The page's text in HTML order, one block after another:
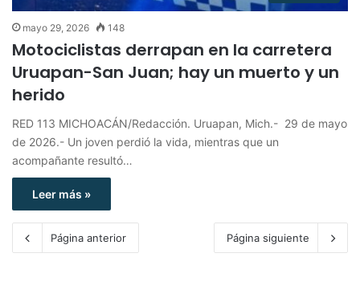
mayo 29, 2026 148
Motociclistas derrapan en la carretera
Uruapan-San Juan; hay un muerto y un
herido
RED 113 MICHOACÁN/Redacción. Uruapan, Mich.- 29 de mayo
de 2026.- Un joven perdió la vida, mientras que un
acompañante resultó…
Leer más »
Página anterior Página siguiente